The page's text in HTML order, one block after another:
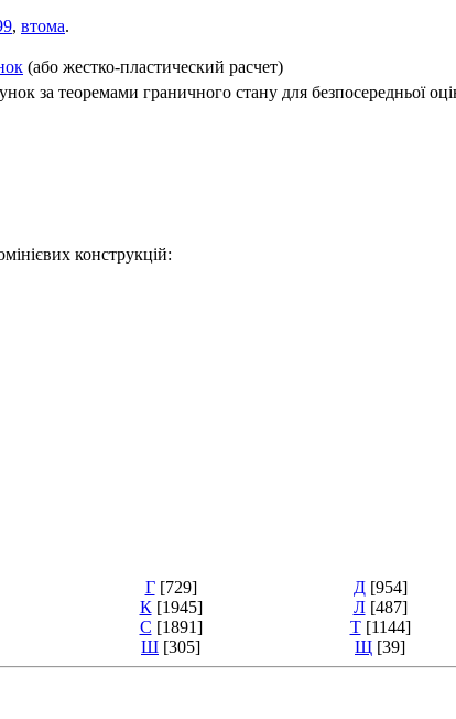
, втома.
(або жестко-пластический расчет)
за теоремами граничного стану для безпосередньої
конструкцій:
Г [729] Д [954]
К [1945] Л [487]
С [1891] Т [1144]
Ш [305] Щ [39]